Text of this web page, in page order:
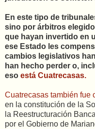
En este tipo de
sino por árbitros
que hayan invertido en
ese Estado les
cambios legislativos
han hecho perder o,
eso está Cuatrecasas.
Cuatrecasas también fue
en la constitución de la
la Reestructuración
por el Gobierno de